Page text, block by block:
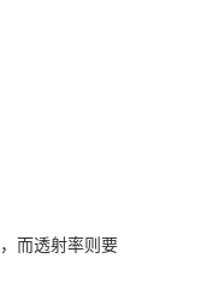
而透射率则要